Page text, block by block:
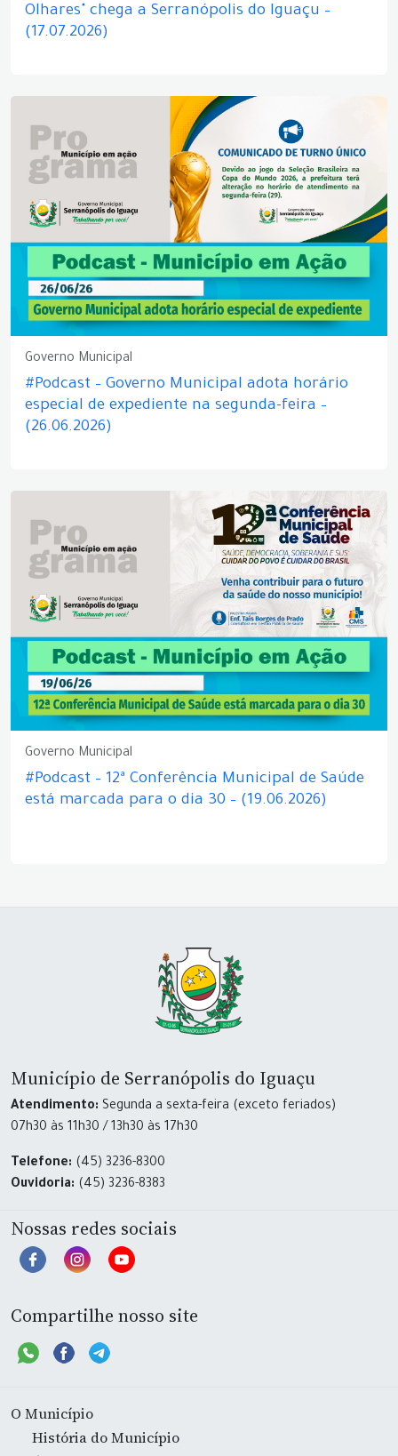
Olhares" chega a Serranópolis do Iguaçu –
(17.07.2026)
Governo Municipal
#Podcast – Governo Municipal adota horário
especial de expediente na segunda-feira –
(26.06.2026)
Governo Municipal
#Podcast – 12ª Conferência Municipal de Saúde
está marcada para o dia 30 – (19.06.2026)
Município de Serranópolis do Iguaçu
Atendimento: Segunda a sexta-feira (exceto feriados)
07h30 às 11h30 / 13h30 às 17h30
Telefone: (45) 3236-8300
Ouvidoria: (45) 3236-8383
Nossas redes sociais
Compartilhe nosso site
O Município
História do Município